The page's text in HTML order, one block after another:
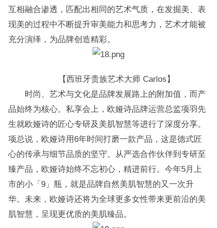
互相融合渗透，匹配出相同的艺术气质，在发掘美、表
现美的过程中不断提升审美能力和思考力，艺术才能被
充分演绎，为品牌创造精彩。
【西班牙贵族艺术大师 Carlos】
时尚、艺术与文化是品牌发展路上的附加值，而产
品始终为核心。私享会上，欧娅诗品牌运营总监项羽先
生就欧娅诗的匠心专研及美肌智慧等进行了深度分享。
项总说，欧娅诗用6年时间打磨一款产品，这是德式匠
心的传承与细节品质的坚守。从严选合作伙伴到专研至
臻产品，欧娅诗始终不忘初心，精进前行。今年5月上
市的小「9」瓶，就是品牌自然美肌智慧的又一次升
华。未来，欧娅诗还将为全球更多女性带来更前沿的美
肌智慧，呈现更优质的美肌臻品。